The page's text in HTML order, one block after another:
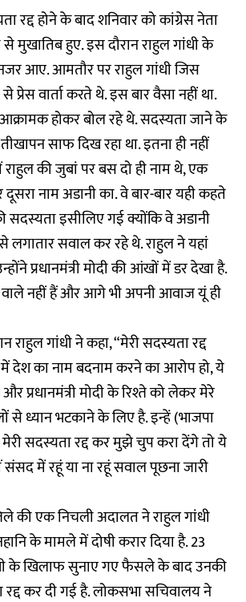
रद्द होने के बाद शनिवार को कांग्रेस नेता
से मुखातिब हुए. इस दौरान राहुल गांधी के
आए. आमतौर पर राहुल गांधी जिस
प्रेस वार्ता करते थे. इस बार वैसा नहीं था.
आक्रामक होकर बोल रहे थे. सदस्यता जाने के
साफ दिख रहा था. इतना ही नहीं
राहुल की जुबां पर बस दो ही नाम थे, एक
नाम अडानी का. वे बार-बार यही कहते
इसीलिए गई क्योंकि वे अडानी
लगातार सवाल कर रहे थे. राहुल ने यहां
प्रधानमंत्री मोदी की आंखों में डर देखा है.
वाले नहीं हैं और आगे भी अपनी आवाज यूं ही
राहुल गांधी ने कहा, “मेरी सदस्यता रद्द
देश का नाम बदनाम करने का आरोप हो, ये
प्रधानमंत्री मोदी के रिश्ते को लेकर मेरे
से ध्यान भटकाने के लिए है. इन्हें (भाजपा
सदस्यता रद्द कर मुझे चुप करा देंगे तो ये
में रहूं या ना रहूं सवाल पूछना जारी
की एक निचली अदालत ने राहुल गांधी
के मामले में दोषी करार दिया है. 23
के खिलाफ सुनाए गए फैसले के बाद उनकी
कर दी गई है. लोकसभा सचिवालय ने